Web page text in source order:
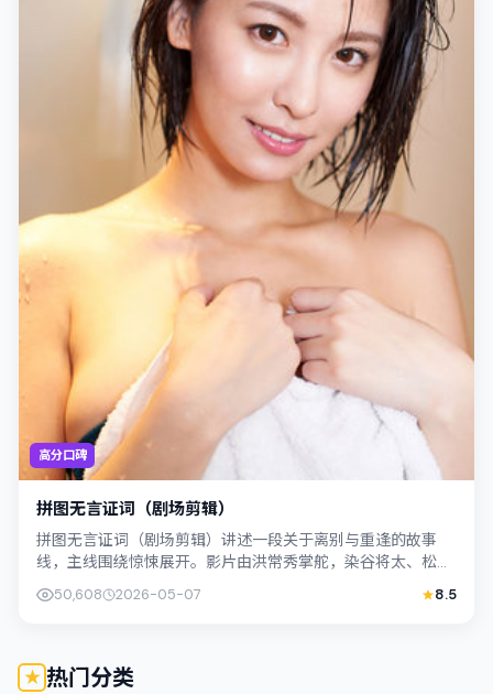
高分口碑
拼图无言证词（剧场剪辑）
拼图无言证词（剧场剪辑）讲述一段关于离别与重逢的故事
线，主线围绕惊悚展开。影片由洪常秀掌舵，染谷将太、松坂
桃李联合出演；外景与新加坡的城市纹理紧...
50,608 2026-05-07 8.5
热门分类